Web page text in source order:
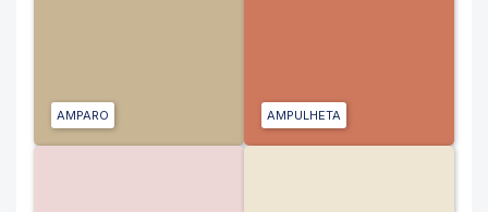
AMPARO AMPULHETA